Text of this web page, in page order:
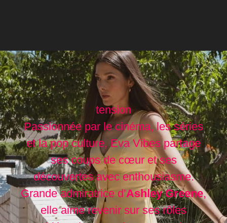
tension
Passionnée par le cinéma, les séries
et la pop culture, Eva Vibes partage
ses coups de cœur et ses
découvertes avec enthousiasme.
Grande admiratrice d’Ashley Greene,
elle aime revenir sur ses rôles